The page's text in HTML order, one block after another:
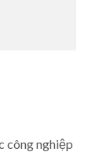
công nghiệp